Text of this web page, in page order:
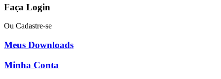
Faça Login
Ou Cadastre-se
Meus Downloads
Minha Conta